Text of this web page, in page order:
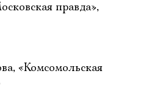
правда»,
«Комсомольская